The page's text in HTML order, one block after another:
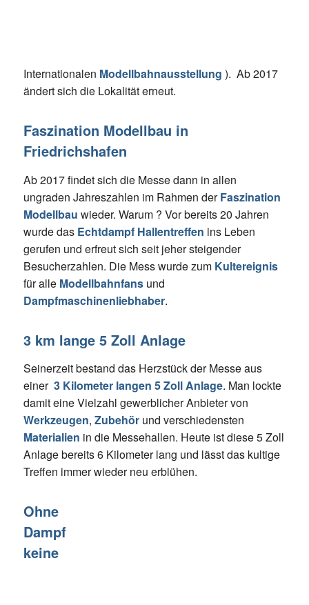
Internationalen Modellbahnausstellung ). Ab 2017
ändert sich die Lokalität erneut.
Faszination Modellbau in
Friedrichshafen
Ab 2017 findet sich die Messe dann in allen
ungraden Jahreszahlen im Rahmen derFaszination
Modellbau wieder. Warum ? Vor bereits 20 Jahren
wurde das Echtdampf Hallentreffen ins Leben
gerufen und erfreut sich seit jeher steigender
Besucherzahlen. Die Mess wurde zum Kultereignis
für alle Modellbahnfansund
Dampfmaschinenliebhaber.
3 km lange 5 Zoll Anlage
Seinerzeit bestand das Herzstück der Messe aus
einer 3 Kilometer langen 5 Zoll Anlage. Man lockte
damit eine Vielzahl gewerblicher Anbieter von
Werkzeugen, Zubehörund verschiedensten
Materialien in die Messehallen. Heute ist diese 5 Zoll
Anlage bereits 6 Kilometer lang und lässt das kultige
Treffen immer wieder neu erblühen.
Ohne
Dampf
keine